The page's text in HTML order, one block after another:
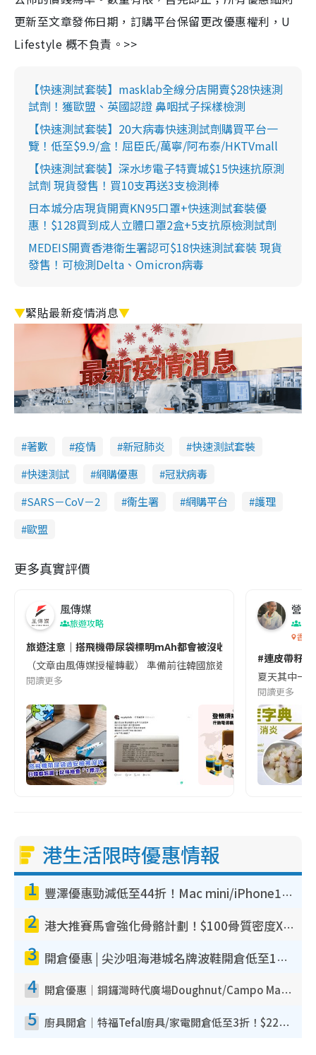
更新至文章發佈日期，訂購平台保留更改優惠權利，U
Lifestyle 概不負責。>>
【快速測試套裝】masklab全線分店開賣$28快速測
試劑！獲歐盟、英國認證 鼻咽拭子採樣檢測
【快速測試套裝】20大病毒快速測試劑購買平台一
覽！低至$9.9/盒！屈臣氏/萬寧/阿布泰/HKTVmall
【快速測試套裝】深水埗電子特賣城$15快速抗原測
試劑 現貨發售！買10支再送3支檢測棒
日本城分店現貨開賣KN95口罩+快速測試套裝優
惠！$128買到成人立體口罩2盒+5支抗原檢測試劑
MEDEIS開賣香港衛生署認可$18快速測試套裝 現貨
發售！可檢測Delta、Omicron病毒
▼緊貼最新疫情消息▼
著數 疫情 新冠肺炎
快速測試套裝
快速測試
網購優惠
冠狀病毒
SARS－CoV－2
衞生署 網購平台
護理
歐盟
更多真實評價
風傳媒
旅遊攻略
旅遊注意｜搭飛機帶尿袋標明mAh都會被沒收😱出發前切記檢查
（文章由風傳媒授權轉載） 準備前往韓國旅遊的民眾，近期要
閱讀更多
營養
香港
#連皮帶籽
夏天其中一
閱讀更多
港生活限時優惠情報
1 豐澤優惠勁減低至44折！Mac mini/iPhone17Pro大減價！廚房家電$220起
2 港大推賽馬會強化骨骼計劃！$100骨質密度X光檢查 完成免費運動訓練送超市禮券！附參加資格
3 開倉優惠 | 尖沙咀海港城名牌波鞋開倉低至1折！On鞋$899起／Joy&Peace鞋履$98起
4 開倉優惠｜銅鑼灣時代廣場Doughnut/Campo Marzio開倉低至1折！背囊、書包、手袋劈價$200起
5 廚具開倉｜特福Tefal廚具/家電開倉低至3折！$220起買平底鍋/炒鑊/湯煲！電飯煲/吸塵機/燙斗$418起